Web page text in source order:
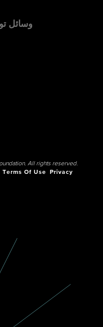
وسائل
All rights reserved.
Terms Of Use
Privacy